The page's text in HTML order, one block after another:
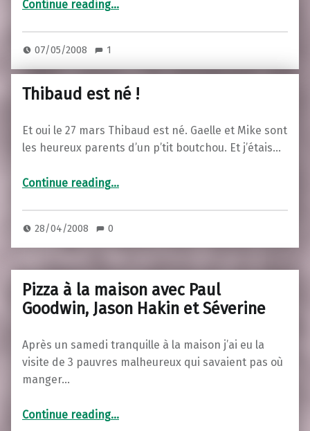
Continue reading…
07/05/2008 1
Thibaud est né !
Et oui le 27 mars Thibaud est né. Gaelle et Mike sont
les heureux parents d’un p’tit boutchou. Et j’étais…
Continue reading
“Thibaud est né !”
…
28/04/2008 0
Pizza à la maison avec Paul
Goodwin, Jason Hakin et Séverine
Après un samedi tranquille à la maison j’ai eu la
visite de 3 pauvres malheureux qui savaient pas où
manger…
Continue reading“Pizza à la maison avec Paul Goodwin, Jason Hakin et Séverine”
…